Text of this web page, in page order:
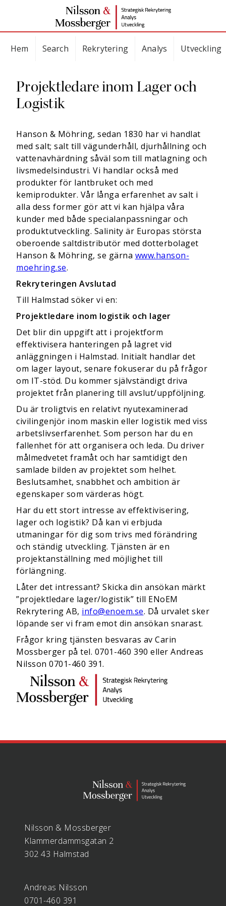
Hem Search Rekrytering Analys Utveckling
Projektledare inom Lager och
Logistik
Hanson & Möhring, sedan 1830 har vi handlat
med salt; salt till vägunderhåll, djurhållning och
vattenavhärdning såväl som till matlagning och
livsmedelsindustri. Vi handlar också med
produkter för lantbruket och med
kemiprodukter. Vår långa erfarenhet av salt i
alla dess former gör att vi kan hjälpa våra
kunder med både specialanpassningar och
produktutveckling. Salinity är Europas största
oberoende saltdistributör med dotterbolaget
Hanson & Möhring, se gärna www.hanson-
moehring.se.
Rekryteringen Avslutad
Till Halmstad söker vi en:
Projektledare inom logistik och lager
Det blir din uppgift att i projektform
effektivisera hanteringen på lagret vid
anläggningen i Halmstad. Initialt handlar det
om lager layout, senare fokuserar du på frågor
om IT-stöd. Du kommer självständigt driva
projektet från planering till avslut/uppföljning.
Du är troligtvis en relativt nyutexaminerad
civilingenjör inom maskin eller logistik med viss
arbetslivserfarenhet. Som person har du en
fallenhet för att organisera och leda. Du driver
målmedvetet framåt och har samtidigt den
samlade bilden av projektet som helhet.
Beslutsamhet, snabbhet och ambition är
egenskaper som värderas högt.
Har du ett stort intresse av effektivisering,
lager och logistik? Då kan vi erbjuda
utmaningar för dig som trivs med förändring
och ständig utveckling. Tjänsten är en
projektanställning med möjlighet till
förlängning.
Låter det intressant? Skicka din ansökan märkt
”projektledare lager/logistik” till ENoEM
Rekrytering AB, info@enoem.se. Då urvalet sker
löpande ser vi fram emot din ansökan snarast.
Frågor kring tjänsten besvaras av Carin
Mossberger på tel. 0701-460 390 eller Andreas
Nilsson 0701-460 391.
Nilsson & Mossberger
Klammerdammsgatan 2
302 43 Halmstad
Andreas Nilsson
0701-460 391